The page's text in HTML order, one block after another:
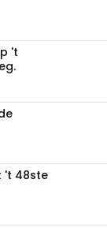
't
't 48ste